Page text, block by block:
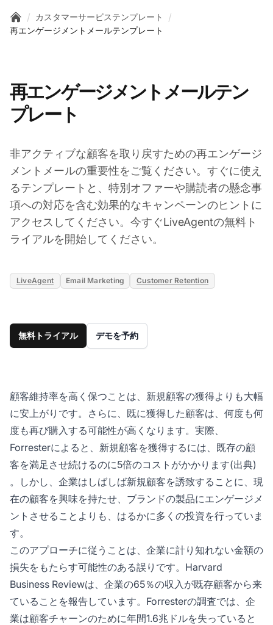
Home
/ カスタマーサービステンプレート /
再エンゲージメントメールテンプレート
再エンゲージメントメールテン
プレート
非アクティブな顧客を取り戻すための再エンゲージ
メントメールの重要性をご覧ください。すぐに使え
るテンプレートと、特別オファーや購読者の懸念事
項への対応を含む効果的なキャンペーンのヒントに
アクセスしてください。今すぐLiveAgentの無料ト
ライアルを開始してください。
LiveAgent Email Marketing Customer Retention
無料トライアル デモを予約
顧客維持率を高く保つことは、新規顧客の獲得よりも大幅
に安上がりです。さらに、既に獲得した顧客は、何度も何
度も再び購入する可能性が高くなります。実際、
Forresterによると、新規顧客を獲得するには、既存の顧
客を満足させ続けるのに5倍のコストがかかります(出典)
。しかし、企業はしばしば新規顧客を誘致することに、現
在の顧客を興味を持たせ、ブランドの製品にエンゲージメ
ントさせることよりも、はるかに多くの投資を行っていま
す。
このアプローチに従うことは、企業に計り知れない金額の
損失をもたらす可能性のある誤りです。Harvard
Business Reviewは、企業の65％の収入が既存顧客から来
ていることを報告しています。Forresterの調査では、企
業は顧客チャーンのために年間1.6兆ドルを失っていると